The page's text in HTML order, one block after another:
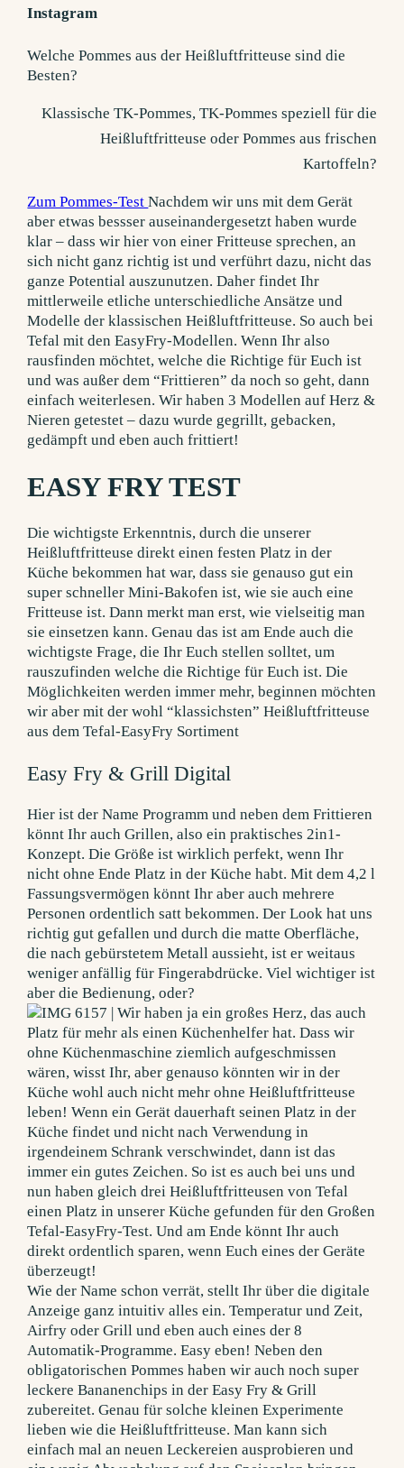
Instagram
Welche Pommes aus der Heißluftfritteuse sind die
Besten?
Klassische TK-Pommes, TK-Pommes speziell für die
Heißluftfritteuse oder Pommes aus frischen
Kartoffeln?
Zum Pommes-TestNachdem wir uns mit dem Gerät
aber etwas bessser auseinandergesetzt haben wurde
klar – dass wir hier von einer Fritteuse sprechen, an
sich nicht ganz richtig ist und verführt dazu, nicht das
ganze Potential auszunutzen. Daher findet Ihr
mittlerweile etliche unterschiedliche Ansätze und
Modelle der klassischen Heißluftfritteuse. So auch bei
Tefal mit den EasyFry-Modellen. Wenn Ihr also
rausfinden möchtet, welche die Richtige für Euch ist
und was außer dem “Frittieren” da noch so geht, dann
einfach weiterlesen. Wir haben 3 Modellen auf Herz &
Nieren getestet – dazu wurde gegrillt, gebacken,
gedämpft und eben auch frittiert!
EASY FRY TEST
Die wichtigste Erkenntnis, durch die unserer
Heißluftfritteuse direkt einen festen Platz in der
Küche bekommen hat war, dass sie genauso gut ein
super schneller Mini-Bakofen ist, wie sie auch eine
Fritteuse ist. Dann merkt man erst, wie vielseitig man
sie einsetzen kann. Genau das ist am Ende auch die
wichtigste Frage, die Ihr Euch stellen solltet, um
rauszufinden welche die Richtige für Euch ist. Die
Möglichkeiten werden immer mehr, beginnen möchten
wir aber mit der wohl “klassichsten” Heißluftfritteuse
aus dem Tefal-EasyFry Sortiment
Easy Fry & Grill Digital
Hier ist der Name Programm und neben dem Frittieren
könnt Ihr auch Grillen, also ein praktisches 2in1-
Konzept. Die Größe ist wirklich perfekt, wenn Ihr
nicht ohne Ende Platz in der Küche habt. Mit dem 4,2 l
Fassungsvermögen könnt Ihr aber auch mehrere
Personen ordentlich satt bekommen. Der Look hat uns
richtig gut gefallen und durch die matte Oberfläche,
die nach gebürstetem Metall aussieht, ist er weitaus
weniger anfällig für Fingerabdrücke. Viel wichtiger ist
aber die Bedienung, oder?
Wie der Name schon verrät, stellt Ihr über die digitale
Anzeige ganz intuitiv alles ein. Temperatur und Zeit,
Airfry oder Grill und eben auch eines der 8
Automatik-Programme. Easy eben! Neben den
obligatorischen Pommes haben wir auch noch super
leckere Bananenchips in der Easy Fry & Grill
zubereitet. Genau für solche kleinen Experimente
lieben wie die Heißluftfritteuse. Man kann sich
einfach mal an neuen Leckereien ausprobieren und